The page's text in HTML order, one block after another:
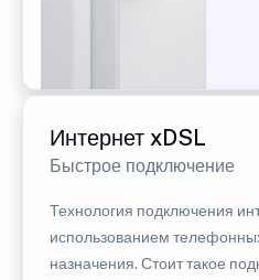
Интернет xDSL
Быстрое подключение
Технология подключения
использованием
назначения. Стоит такое